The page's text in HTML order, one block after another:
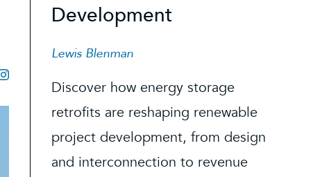
Development
Lewis Blenman
Discover how energy storage
retrofits are reshaping renewable
project development, from design
and interconnection to revenue